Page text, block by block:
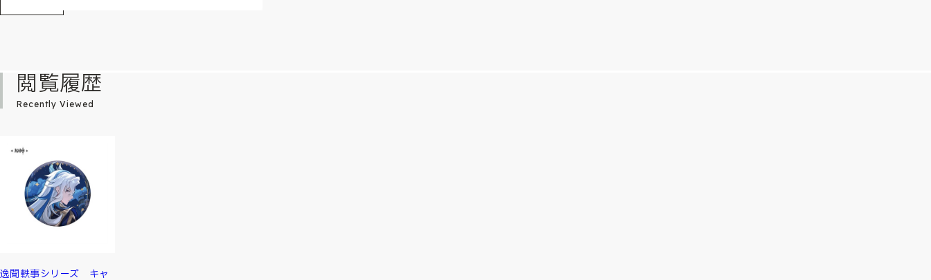
閲覧履歴
Recently Viewed
逸聞軼事シリーズ キャ